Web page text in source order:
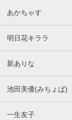
あかちゃす
明日花キララ
新ありな
池田美優(みちょぱ)
一生友子